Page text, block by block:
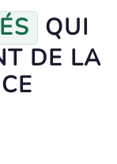
QUI
DE LA